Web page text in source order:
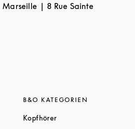
Marseille 8 Rue Sainte
B&O KATEGORIEN
KopfhörerLink Opens in New Tab